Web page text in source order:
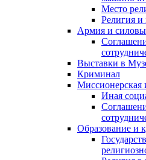
Место
Религия и
Армия и
Выставки в
Криминал
Миссионерская
Иная
Образование и